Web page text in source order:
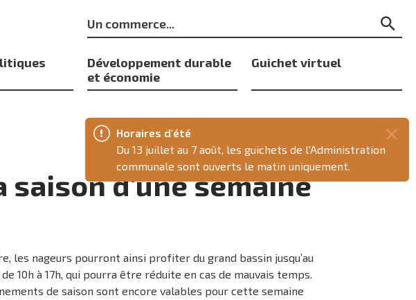
Horaires d'été
Du 13 juillet au 7 août, les guichets de l'Administration
communale sont ouverts le matin uniquement.
Mots
clés
Développement durable
et économie
Guichet virtuel
d'une semaine
les nageurs pourront ainsi profiter du grand bassin jusqu’au
10h à 17h, qui pourra être réduite en cas de mauvais temps.
de saison sont encore valables pour cette semaine